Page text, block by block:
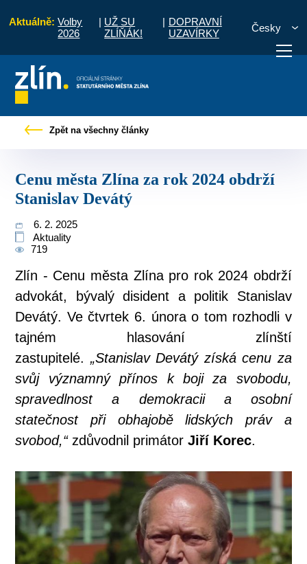
Aktuálně: Volby
2026
| UŽ SU
ZLÍŇÁK!
| DOPRAVNÍ
UZAVÍRKY
Česky
vyřídit Potřebuji zaplatit
Zpět na všechny články
Cenu města Zlína za rok 2024 obdrží
Stanislav Devátý
6. 2. 2025
Aktuality
719
Zlín - Cenu města Zlína pro rok 2024 obdrží
advokát, bývalý disident a politik Stanislav
Devátý. Ve čtvrtek 6. února o tom rozhodli v
tajném hlasování zlínští
zastupitelé. „Stanislav Devátý získá cenu za
svůj významný přínos k boji za svobodu,
spravedlnost a demokracii a osobní
statečnost při obhajobě lidských práv a
svobod,“ zdůvodnil primátorJiří Korec.